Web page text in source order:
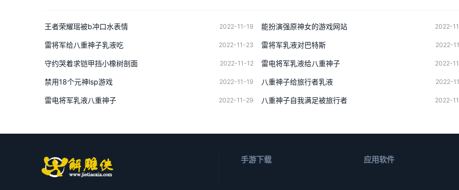
王者荣耀瑶被b冲口水表情 2022-11-19 能扮演强原神女的游戏网站 2022-
雷将军给八重神子乳液吃 2022-11-23 雷将军乳液对巴特斯 2022-
守约哭着求铠甲挡小橡树剖面 2022-11-12 雷电将军乳液给八重神子 2022-
禁用18个元神lsp游戏 2022-11-19 八重神子给旅行者乳液 2022-
雷电将军乳液八重神子 2022-11-29 八重神子自我满足被旅行者 2022-
手游下载 应用软件